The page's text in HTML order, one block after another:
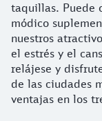
taquillas. Puede
módico
nuestros
el estrés y el
relájese y
de las ciudades
ventajas en los